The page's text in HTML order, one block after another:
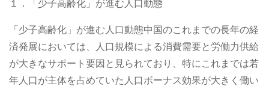
１．「少子高齢化」が進む人口動態
「少子高齢化」が進む人口動態中国のこれまでの長年の経
済発展においては、人口規模による消費需要と労働力供給
が大きなサポート要因と見られており、特にこれまでは若
年人口が主体を占めていた人口ボーナス効果が大きく働い